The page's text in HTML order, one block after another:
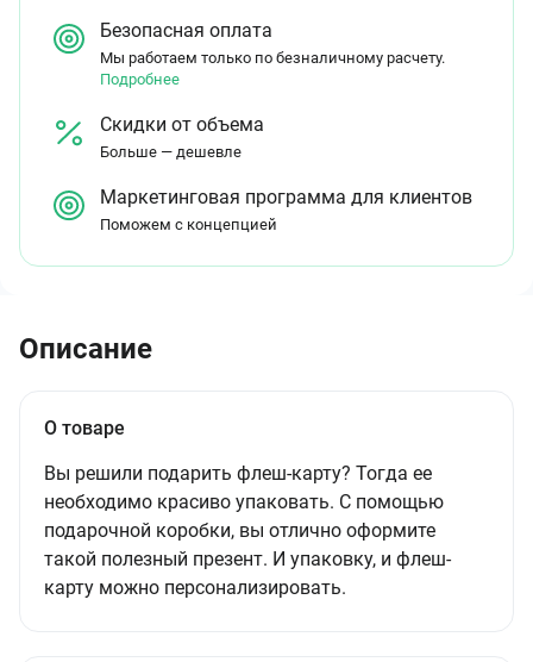
Безопасная оплата
Мы работаем только по безналичному расчету.
Подробнее
Скидки от объема
Больше — дешевле
Маркетинговая программа для клиентов
Поможем с концепцией
Описание
О товаре
Вы решили подарить флеш-карту? Тогда ее
необходимо красиво упаковать. С помощью
подарочной коробки, вы отлично оформите
такой полезный презент. И упаковку, и флеш-
карту можно персонализировать.